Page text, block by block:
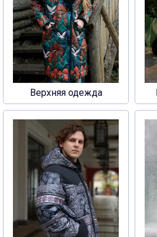
Верхняя одежда